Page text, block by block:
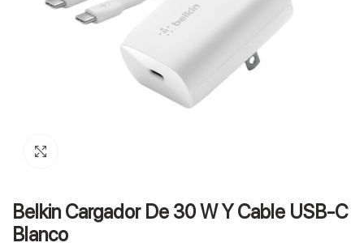
Belkin Cargador De 30 W Y Cable USB-C
Blanco